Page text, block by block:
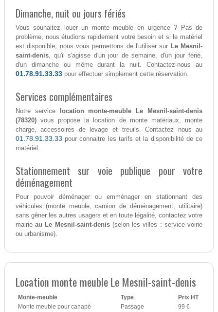
Dimanche, nuit ou jours fériés
Vous souhaitez louer un monte meuble en urgence ? Pas de
problème, nous étudions rapidement votre besoin et si le matériel
est disponible, nous vous permettons de l'utiliser sur Le Mesnil-
saint-denis, qu'il s'agisse d'un jour de semaine, d'un jour férié,
d'un dimanche ou même durant la nuit. Contactez-nous au
01.78.91.33.33 pour effectuer simplement cette réservation.
Services complémentaires
Notre service
location monte-meuble Le Mesnil-saint-denis
(78320)vous propose la location de monte matériaux, monte
charge, accessoires de levage et treuils. Contactez nous au
01.78.91.33.33 pour connaitre les tarifs et la disponibilité de ce
matériel.
Stationnement sur voie publique pour votre
déménagement
Pour pouvoir déménager ou emménager en stationnant des
véhicules (monte meuble, camion de déménagement, utilitaire)
sans gêner les autres usagers et en toute légalité, contactez votre
mairieau Le Mesnil-saint-denis(selon les villes : service voirie
ou urbanisme).
Location monte meuble Le Mesnil-saint-denis
Monte-meuble Type
Prix HT
Monte meuble pour canapé
Passage
99 €